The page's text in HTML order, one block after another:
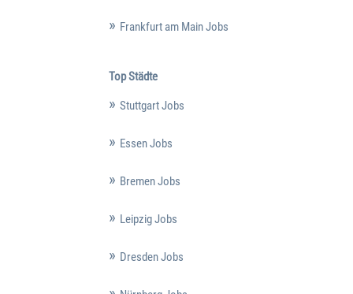
Frankfurt am Main Jobs
Top Städte
Stuttgart Jobs
Essen Jobs
Bremen Jobs
Leipzig Jobs
Dresden Jobs